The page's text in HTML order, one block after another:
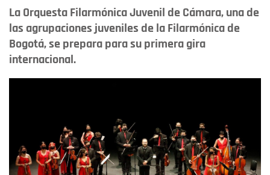
La Orquesta Filarmónica Juvenil de Cámara, una de
las agrupaciones juveniles de la Filarmónica de
Bogotá, se prepara para su primera gira
internacional.